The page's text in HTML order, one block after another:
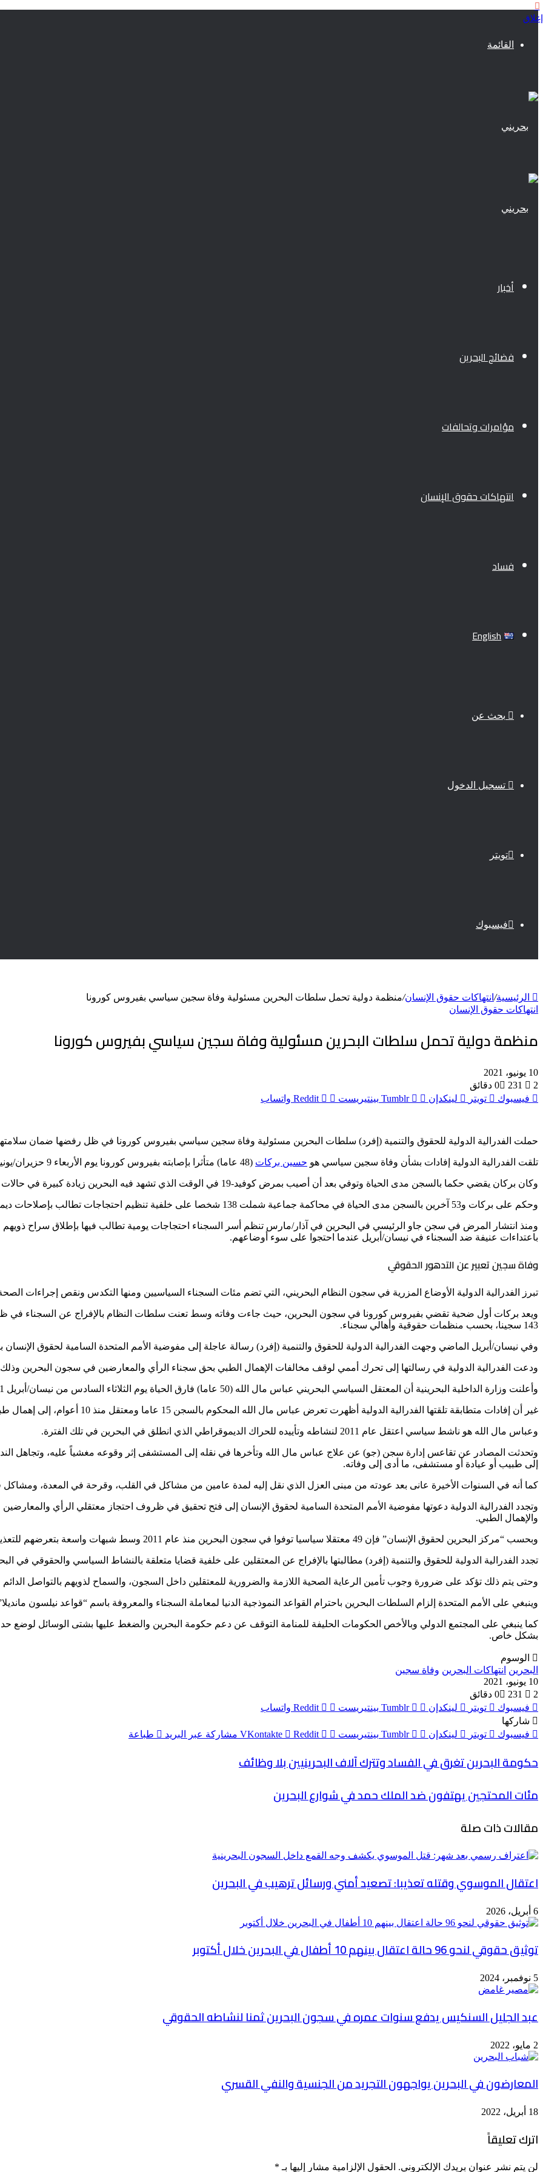
القائمة
أخبار
فضائح البحرين
مؤامرات وتحالفات
انتهاكات حقوق الإنسان
فساد
English
بحث عن
تسجيل الدخول
تويتر
فيسبوك
الرئيسية/ انتهاكات حقوق الإنسان/منظمة دولية تحمل سلطات البحرين مسئولية وفاة سجين سياسي بفيروس كورونا
انتهاكات حقوق الإنسان
منظمة دولية تحمل سلطات البحرين مسئولية وفاة سجين سياسي بفيروس كورونا
10 يونيو، 2021
0
231
2 دقائق
فيسبوك
تويتر لينكدإن بينتيريست واتساب
حملت الفدرالية الدولية للحقوق والتنمية (إفرد) سلطات البحرين مسئولية وفاة سجين سياسي بفيروس كورونا في ظل رفضها ضمان
تلقت الفدرالية الدولية إفادات بشأن وفاة سجين سياسي هو حسين بركات (48 عاما) متأثرا بإصابته بفيروس كورونا يوم الأربعاء 9 حزيران/يونيو 2021.
وكان بركان يقضي حكما بالسجن مدى الحياة وتوفي بعد أن أصيب بمرض كوفيد-19 في الوقت الذي تشهد فيه البحرين زيادة كبيرة في حالات الإصابة بما في ذلك في صفوف السجناء السياسيين.
وحكم على بركات و53 آخرين بالسجن مدى الحياة في محاكمة جماعية شملت 138 شخصا على خلفية تنظيم احتجاجات تطالب بإصلاحات ديمقراطية وإطلاق الحريات في البلاد.
ومنذ انتشار المرض في سجن جاو الرئيسي في البحرين في آذار/مارس تنظم أسر السجناء احتجاجات يومية تطالب فيها بإطلاق سراح
باعتداءات عنيفة ضد السجناء في نيسان/أبريل عندما احتجوا على سوء أوضاعهم.
وفاة سجين تعبير عن التدهور الحقوقي
تبرز الفدرالية الدولية الأوضاع المزرية في سجون النظام البحريني، التي تضم مئات السجناء السياسيين ومنها التكدس ونقص إجراءات الصحة
ويعد بركات أول ضحية تقضي بفيروس كورونا في سجون البحرين، حيث جاءت وفاته وسط تعنت سلطات النظام بالإفراج عن السجناء في
143 سجينا، بحسب منظمات حقوقية وأهالي سجناء.
وفي نيسان/أبريل الماضي وجهت الفدرالية الدولية للحقوق والتنمية (إفرد) رسالة عاجلة إلى مفوضية الأمم المتحدة السامية لحقوق
ودعت الفدرالية الدولية في رسالتها إلى تحرك أممي لوقف مخالفات الإهمال الطبي بحق سجناء الرأي والمعارضين في سجون البحرين
وأعلنت وزارة الداخلية البحرينية أن المعتقل السياسي البحريني عباس مال الله (50 عاما) فارق الحياة يوم الثلاثاء السادس من نيسان/أبريل 2021 بدعوى تعرضه لأزمة قلبية.
غير أن إفادات متطابقة تلقتها الفدرالية الدولية أظهرت تعرض عباس مال الله المحكوم بالسجن 15 عاما ومعتقل منذ 10 أعوام، إلى إهمال طبي منذ سنوات حيث كان يعاني من عدة أمراض مزمنة.
وعباس مال الله هو ناشط سياسي اعتقل عام 2011 لنشاطه وتأييده للحراك الديموقراطي الذي انطلق في البحرين في تلك الفترة.
وتحدثت المصادر عن تقاعس إدارة سجن (جو) عن علاج عباس مال الله وتأخرها في نقله إلى المستشفى إثر وقوعه مغشياً عليه، وتجاهل
إلى طبيب أو عيادة أو مستشفى، ما أدى إلى وفاته.
كما أنه في السنوات الأخيرة عانى بعد عودته من مبنى العزل الذي نقل إليه لمدة عامين من مشاكل في القلب، وقرحة في المعدة، ومشاكل
وتجدد الفدرالية الدولية دعوتها مفوضية الأمم المتحدة السامية لحقوق الإنسان إلى فتح تحقيق في ظروف احتجاز معتقلي الرأي
والإهمال الطبي.
وبحسب “مركز البحرين لحقوق الإنسان” فإن 49 معتقلا سياسيا توفوا في سجون البحرين منذ عام 2011 وسط شبهات واسعة بتعرضهم للتعذيب والإهمال الطبي.
تجدد الفدرالية الدولية للحقوق والتنمية (إفرد) مطالبتها بالإفراج عن المعتقلين على خلفية قضايا متعلقة بالنشاط السياسي والحقوقي في البحرين
وحتى يتم ذلك تؤكد على ضرورة وجوب تأمين الرعاية الصحية اللازمة والضرورية للمعتقلين داخل السجون، والسماح لذويهم بالتواصل
وينبغي على الأمم المتحدة إلزام السلطات البحرين باحترام القواعد النموذجية الدنيا لمعاملة السجناء والمعروفة باسم “قواعد نيلسون
كما ينبغي على المجتمع الدولي وبالأخص الحكومات الحليفة للمنامة التوقف عن دعم حكومة البحرين والضغط عليها بشتى الوسائل لوضع حد
بشكل خاص.
الوسوم
البحرين انتهاكات البحرين وفاة سجين
10 يونيو، 2021
0
231
2 دقائق
فيسبوك
تويتر لينكدإن بينتيريست
واتساب
شاركها
فيسبوك
تويتر لينكدإن بينتيريست مشاركة عبر البريد طباعة
حكومة البحرين تغرق في الفساد وتترك آلاف البحرينيين بلا وظائف
مئات المحتجين يهتفون ضد الملك حمد في شوارع البحرين
مقالات ذات صلة
اعتقال الموسوي وقتله تعذيبا: تصعيد أمني ورسائل ترهيب في البحرين
6 أبريل، 2026
توثيق حقوقي لنحو 96 حالة اعتقال بينهم 10 أطفال في البحرين خلال أكتوبر
5 نوفمبر، 2024
عبد الجليل السنكيس يدفع سنوات عمره في سجون البحرين ثمنا لنشاطه الحقوقي
2 مايو، 2022
المعارضون في البحرين يواجهون التجريد من الجنسية والنفي القسري
18 أبريل، 2022
اترك تعليقاً
لن يتم نشر عنوان بريدك الإلكتروني. الحقول الإلزامية مشار إليها بـ *
إغلاق